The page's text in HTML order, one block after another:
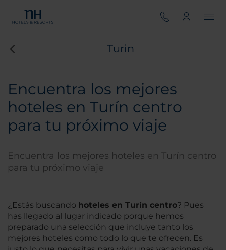
Turin
Encuentra los mejores
hoteles en Turín centro
para tu próximo viaje
Encuentra los mejores hoteles en Turín centro
para tu próximo viaje
¿Estás buscando hoteles en Turín centro? Pues
has llegado al lugar indicado porque hemos
preparado una selección que incluye tanto los
mejores hoteles como todo lo que te ofrecen. Es